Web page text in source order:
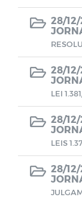
28/12/
28/12/
LEI
28/12/
LEIS
28/12/